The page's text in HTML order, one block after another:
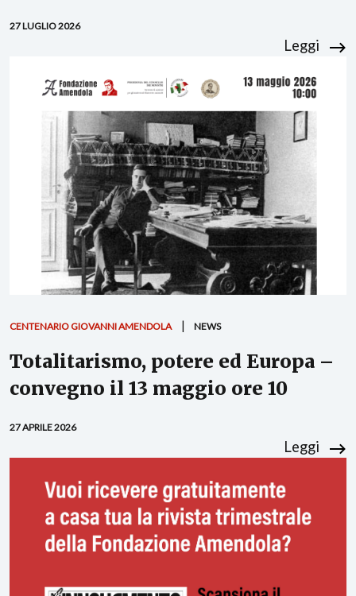
27 LUGLIO 2026
Leggi
CENTENARIO GIOVANNI AMENDOLA NEWS
Totalitarismo, potere ed Europa –
convegno il 13 maggio ore 10
27 APRILE 2026
Leggi